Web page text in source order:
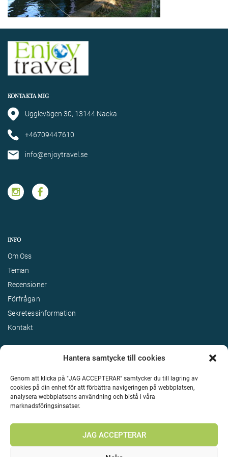
Hantera samtycke till cookies
Genom att klicka på "JAG ACCEPTERAR" samtycker du till lagring av
cookies på din enhet för att förbättra navigeringen på webbplatsen,
analysera webbplatsens användning och bistå i våra
marknadsföringsinsatser.
JAG ACCEPTERAR
KONTAKTA MIG
Ugglevägen 30, 13144 Nacka
+46709447610
info@enjoytravel.se
INFO
Om Oss
Teman
Recensioner
Förfrågan
Sekretessinformation
Kontakt
Upphovsrätt 2026 Enjoy Travel Alla rättigheter reserverade